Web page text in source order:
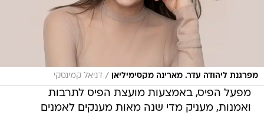
מפרגנת ליהודה עדר. מארינה מקסימיליאן / דניאל קמינסקי
מפעל הפיס, באמצעות מועצת הפיס לתרבות
ואמנות, מעניק מדי שנה מאות מענקים לאמנים